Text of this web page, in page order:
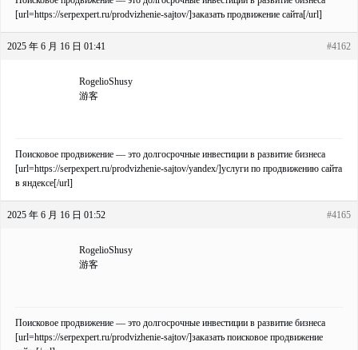
[url=https://serpexpert.ru/prodvizhenie-sajtov/]заказать продвижение сайта[/url]
2025 年 6 月 16 日 01:41 #4162
RogelioShusy
游客
Поисковое продвижение — это долгосрочные инвестиции в развитие бизнеса
[url=https://serpexpert.ru/prodvizhenie-sajtov/yandex/]услуги по продвижению сайта
в яндексе[/url]
2025 年 6 月 16 日 01:52 #4165
RogelioShusy
游客
Поисковое продвижение — это долгосрочные инвестиции в развитие бизнеса
[url=https://serpexpert.ru/prodvizhenie-sajtov/]заказать поисковое продвижение